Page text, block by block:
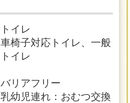
トイレ
車椅子対応トイレ、一般
トイレ
バリアフリー
乳幼児連れ：おむつ交換